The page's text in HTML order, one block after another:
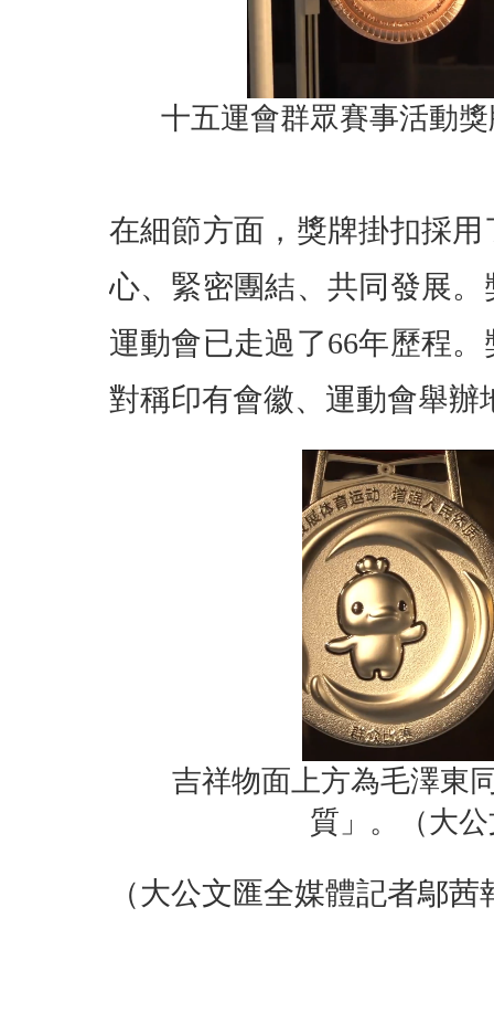
十五運會群眾賽事活動
在細節方面，獎牌掛扣採
心、緊密團結、共同發展
運動會已走過了66年歷程
對稱印有會徽、運動會舉辦
吉祥物面上方為毛澤東
質」。（大
（大公文匯全媒體記者鄔